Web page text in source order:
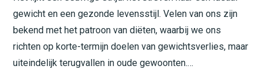
gewicht en een gezonde levensstijl. Velen van ons zijn
bekend met het patroon van diëten, waarbij we ons
richten op korte-termijn doelen van gewichtsverlies, maar
uiteindelijk terugvallen in oude gewoonten.…